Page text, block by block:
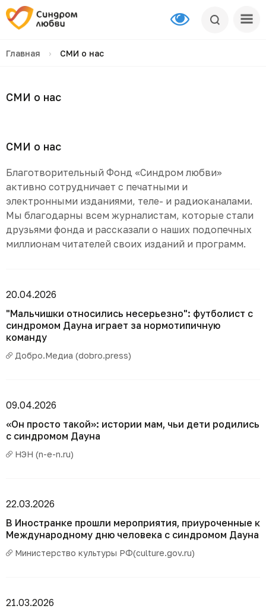
Главная › СМИ о нас
СМИ о нас
СМИ о нас
Благотворительный Фонд «Синдром любви»
активно сотрудничает с печатными и
электронными изданиями, теле- и радиоканалами.
Мы благодарны всем журналистам, которые стали
друзьями фонда и рассказали о наших подопечных
миллионам читателей своих изданий и программ.
"Мальчишки относились несерьезно": футболист с
синдромом Дауна играет за нормотипичную
команду
Добро.Медиа (dobro.press)
20.04.2026
«Он просто такой»: истории мам, чьи дети родились
с синдромом Дауна
НЭН (n-e-n.ru)
09.04.2026
В Иностранке прошли мероприятия, приуроченные к
Международному дню человека с синдромом Дауна
Министерство культуры РФ(culture.gov.ru)
22.03.2026
21.03.2026